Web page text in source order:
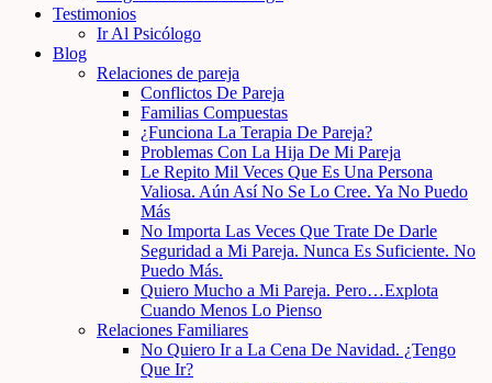
Testimonios
Ir Al Psicólogo
Blog
Relaciones de pareja
Conflictos De Pareja
Familias Compuestas
¿Funciona La Terapia De Pareja?
Problemas Con La Hija De Mi Pareja
Le Repito Mil Veces Que Es Una Persona
Valiosa. Aún Así No Se Lo Cree. Ya No Puedo
Más
No Importa Las Veces Que Trate De Darle
Seguridad a Mi Pareja. Nunca Es Suficiente. No
Puedo Más.
Quiero Mucho a Mi Pareja. Pero…Explota
Cuando Menos Lo Pienso
Relaciones Familiares
No Quiero Ir a La Cena De Navidad. ¿Tengo
Que Ir?